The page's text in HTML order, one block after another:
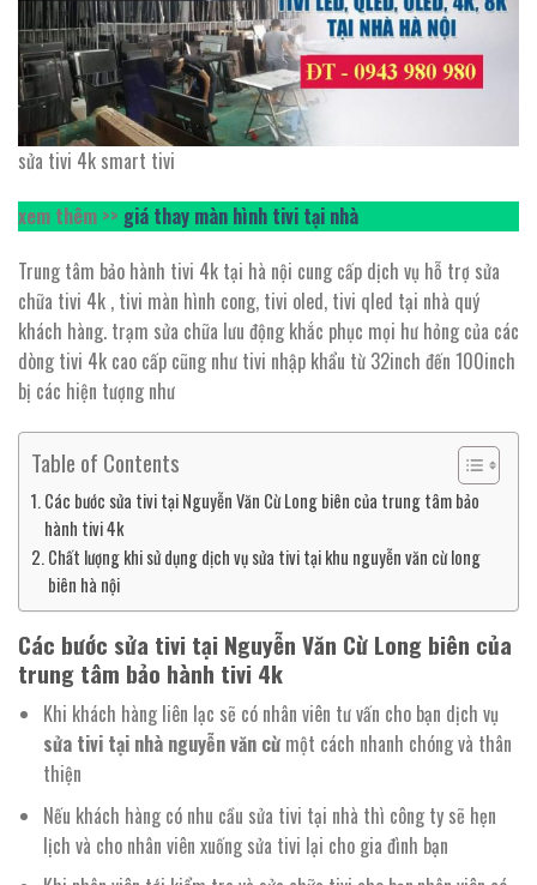
sửa tivi 4k smart tivi
xem thêm >> giá thay màn hình tivi tại nhà
Trung tâm bảo hành tivi 4k tại hà nội cung cấp dịch vụ hỗ trợ sửa
chữa tivi 4k , tivi màn hình cong, tivi oled, tivi qled tại nhà quý
khách hàng. trạm sửa chữa lưu động khắc phục mọi hư hỏng của các
dòng tivi 4k cao cấp cũng như tivi nhập khẩu từ 32inch đến 100inch
bị các hiện tượng như
Table of Contents
Các bước sửa tivi tại Nguyễn Văn Cừ Long biên của trung tâm bảo
hành tivi 4k
Chất lượng khi sử dụng dịch vụ sửa tivi tại khu nguyễn văn cừ long
biên hà nội
Các bước sửa tivi tại Nguyễn Văn Cừ Long biên của
trung tâm bảo hành tivi 4k
Khi khách hàng liên lạc sẽ có nhân viên tư vấn cho bạn dịch vụ
sửa tivi tại nhà nguyễn văn cừ một cách nhanh chóng và thân
thiện
Nếu khách hàng có nhu cầu sửa tivi tại nhà thì công ty sẽ hẹn
lịch và cho nhân viên xuống sửa tivi lại cho gia đình bạn